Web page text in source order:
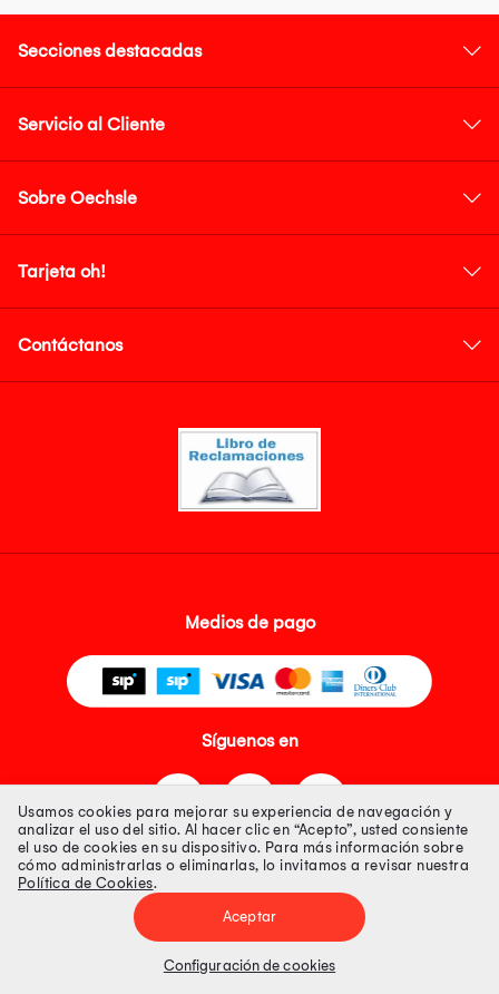
Secciones destacadas
Servicio al Cliente
Sobre Oechsle
Tarjeta oh!
Contáctanos
Medios de pago
Síguenos en
Tienda 100% Segura
Tiendas Peruanas S.A. R.U.C. Nº 20493020618. Todos los derechos
Precios disponibles solo en www.oechsle.pe. Precios online publicados
Usamos cookies para mejorar su experiencia de navegación y
analizar el uso del sitio. Al hacer clic en “Acepto”, usted consiente
el uso de cookies en su dispositivo. Para más información sobre
cómo administrarlas o eliminarlas, lo invitamos a revisar nuestra
Política de Cookies.
Aceptar
Configuración de cookies